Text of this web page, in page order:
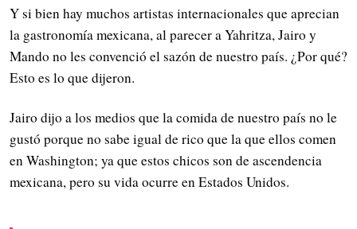
Y si bien hay muchos artistas internacionales que aprecian
la gastronomía mexicana, al parecer a Yahritza, Jairo y
Mando no les convenció el sazón de nuestro país. ¿Por qué?
Esto es lo que dijeron.
Jairo dijo a los medios que la comida de nuestro país no le
gustó porque no sabe igual de rico que la que ellos comen
en Washington; ya que estos chicos son de ascendencia
mexicana, pero su vida ocurre en Estados Unidos.